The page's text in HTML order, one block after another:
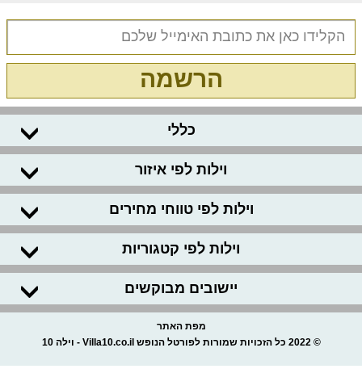
הרשמה
כללי
וילות לפי איזור
וילות לפי טווחי מחירים
וילות לפי קטגוריות
יישובים מבוקשים
מפת האתר
© 2022 כל הזכויות שמורות לפורטל הנופש Villa10.co.il - וילה 10